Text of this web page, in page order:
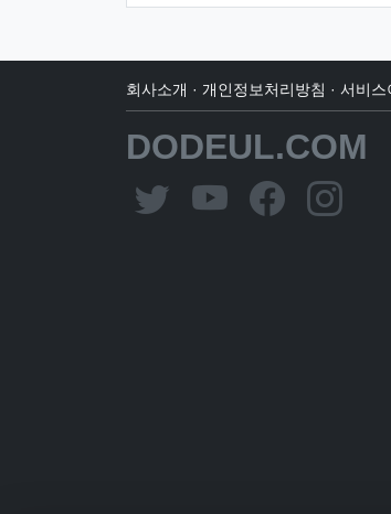
회사소개 · 개인정보처리방침 · 서비스
DODEUL.COM